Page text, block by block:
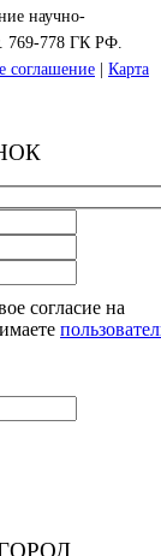
научно-
769-778 ГК РФ.
соглашение
Карта
согласие на